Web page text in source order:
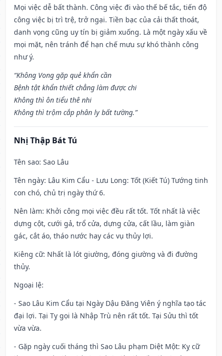
Mọi việc dễ bất thành. Công việc đi vào thế bế tắc, tiến độ
công việc bị trì trệ, trở ngại. Tiền bạc của cải thất thoát,
danh vọng cũng uy tín bị giảm xuống. Là một ngày xấu về
mọi mặt, nên tránh để hạn chế mưu sự khó thành công
như ý.
“Không Vong gặp quẻ khẩn cần
Bệnh tật khẩn thiết chẳng làm được chi
Không thì ôn tiểu thê nhi
Không thì trộm cắp phân ly bất tường.”
Nhị Thập Bát Tú
Tên sao: Sao Lâu
Tên ngày: Lâu Kim Cẩu - Lưu Long: Tốt (Kiết Tú) Tướng tinh
con chó, chủ trị ngày thứ 6.
Nên làm: Khởi công mọi việc đều rất tốt. Tốt nhất là việc
dựng cột, cưới gả, trổ cửa, dựng cửa, cất lầu, làm giàn
gác, cắt áo, tháo nước hay các vụ thủy lợi.
Kiêng cữ: Nhất là lót giường, đóng giường và đi đường
thủy.
Ngoại lệ:
- Sao Lâu Kim Cẩu tại Ngày Dậu Đăng Viên ý nghĩa tạo tác
đại lợi. Tại Tỵ gọi là Nhập Trù nên rất tốt. Tại Sửu thì tốt
vừa vừa.
- Gặp ngày cuối tháng thì Sao Lâu phạm Diệt Một: Kỵ cữ